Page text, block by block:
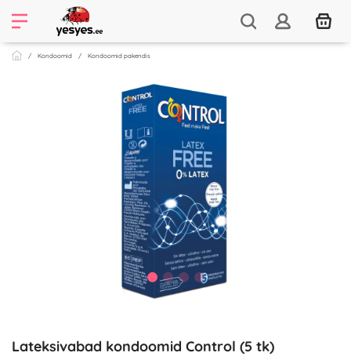
Kondoomid Kondoomid pakendis
Lateksivabad kondoomid Control (5 tk)